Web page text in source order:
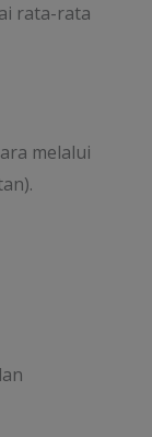
rata-rata
melalui